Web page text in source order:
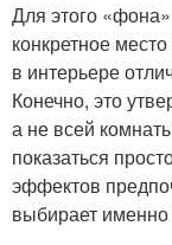
Для этого
конкретное
в интерьере
Конечно, это
а не всей
показаться
эффектов
выбирает